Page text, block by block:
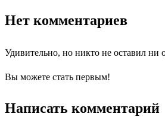
Нет комментариев
Удивительно, но никто не оставил ни
Вы можете стать первым!
Написать комментарий